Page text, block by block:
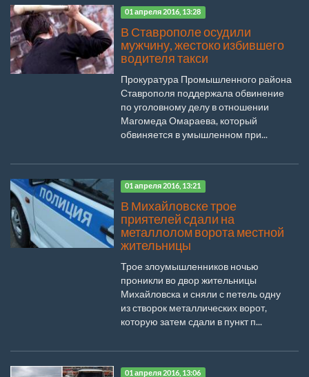
01 апреля 2016, 13:28
В Ставрополе осудили
мужчину, жестоко избившего
водителя такси
Прокуратура Промышленного района
Ставрополя поддержала обвинение
по уголовному делу в отношении
Магомеда Омараева, который
обвиняется в умышленном при...
01 апреля 2016, 13:21
В Михайловске трое
приятелей сдали на
металлолом ворота местной
жительницы
Трое злоумышленников ночью
проникли во двор жительницы
Михайловска и сняли с петель одну
из створок металлических ворот,
которую затем сдали в пункт п...
01 апреля 2016, 13:06